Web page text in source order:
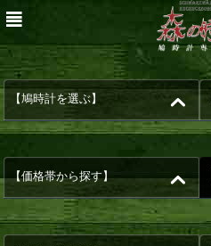
【鳩時計を選ぶ】
【価格帯から探す】